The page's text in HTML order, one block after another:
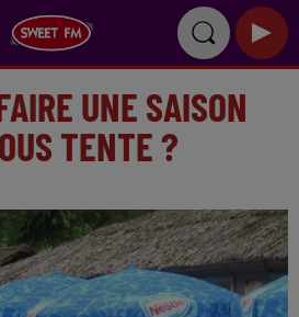
UNE SAISON
TENTE ?